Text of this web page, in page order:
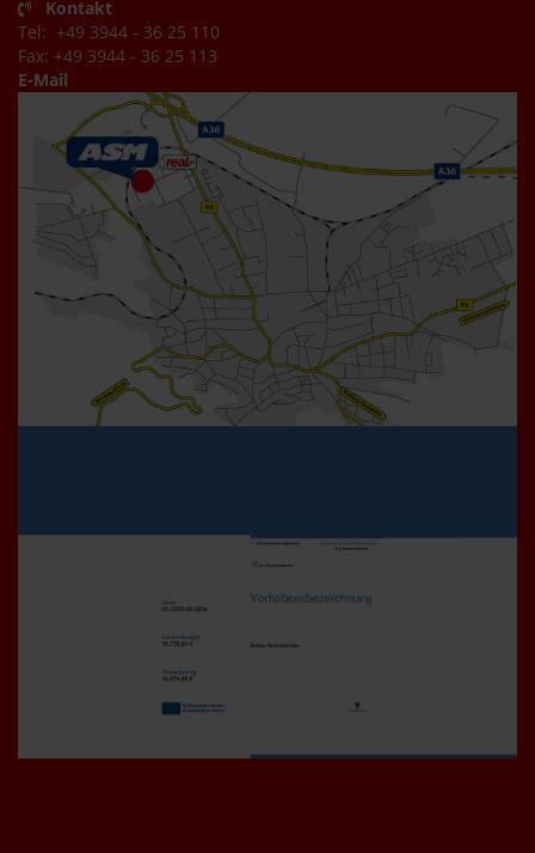
Kontakt
Tel: +49 3944 - 36 25 110
Fax: +49 3944 - 36 25 113
E-Mail